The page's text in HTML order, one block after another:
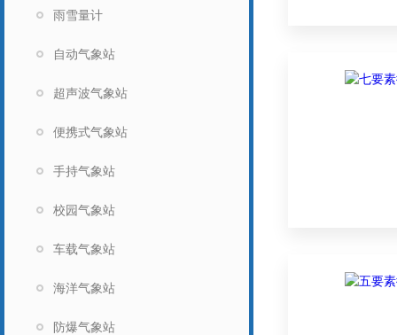
雨雪量计
自动气象站
超声波气象站
便携式气象站
手持气象站
校园气象站
车载气象站
海洋气象站
防爆气象站